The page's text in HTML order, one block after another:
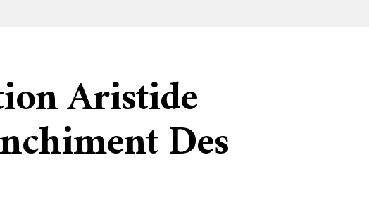
Aristide
Des